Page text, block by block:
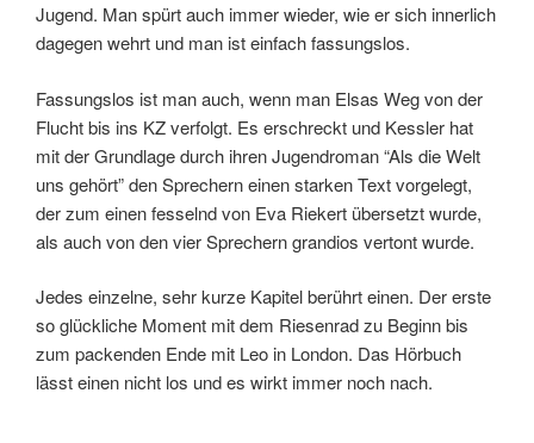
Jugend. Man spürt auch immer wieder, wie er sich innerlich
dagegen wehrt und man ist einfach fassungslos.
Fassungslos ist man auch, wenn man Elsas Weg von der
Flucht bis ins KZ verfolgt. Es erschreckt und Kessler hat
mit der Grundlage durch ihren Jugendroman “Als die Welt
uns gehört” den Sprechern einen starken Text vorgelegt,
der zum einen fesselnd von Eva Riekert übersetzt wurde,
als auch von den vier Sprechern grandios vertont wurde.
Jedes einzelne, sehr kurze Kapitel berührt einen. Der erste
so glückliche Moment mit dem Riesenrad zu Beginn bis
zum packenden Ende mit Leo in London. Das Hörbuch
lässt einen nicht los und es wirkt immer noch nach.